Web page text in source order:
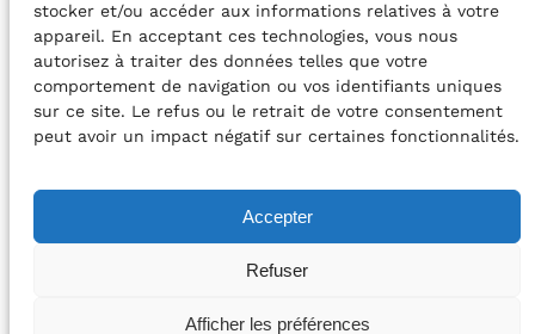
stocker et/ou accéder aux informations relatives à votre
appareil. En acceptant ces technologies, vous nous
autorisez à traiter des données telles que votre
comportement de navigation ou vos identifiants uniques
sur ce site. Le refus ou le retrait de votre consentement
peut avoir un impact négatif sur certaines fonctionnalités.
Accepter
Refuser
Afficher les préférences
©2026 Centre Avec asblBE33 5230​ 8091​ 4546
avec le soutien de la Fédération Wallonie-Bruxelles
POLITIQUE DE CONFIDENTIALITÉ